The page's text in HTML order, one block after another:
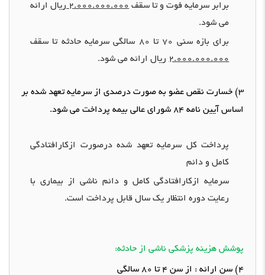
برابر سرمایه فوت و تا سقف 2.000.000.000 ریال ارائه
می شود.
برای بازه سنی 70 تا 80 سالگی سرمایه حادثه تا سقف
2.000.000.000 ریال ارائه می شود.
3) خسارت نقص عضو به صورت درصدی از سرمایه تعهد شده بر
اساس آیین نامه 84 شورای عالی بیمه پرداخت می شود.
پرداخت کل سرمایه تعهد شده درصورت ازکارافتادگی
کامل و دائم
سرمایه ازکارافتادگی کامل و دائم ناشی از بیماری با
رعایت دوره انتظار یک سال قابل پرداخت است.
پوشش هزینه پزشکی ناشی از حادثه:
4) سن ارائه : از سن 4 تا 80 سالگی